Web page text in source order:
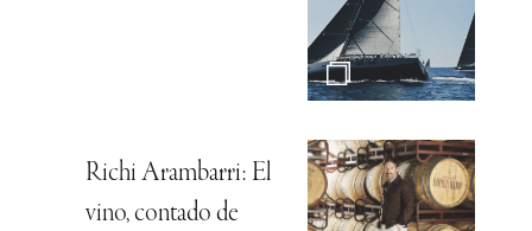
Richi Arambarri: El
vino, contado de